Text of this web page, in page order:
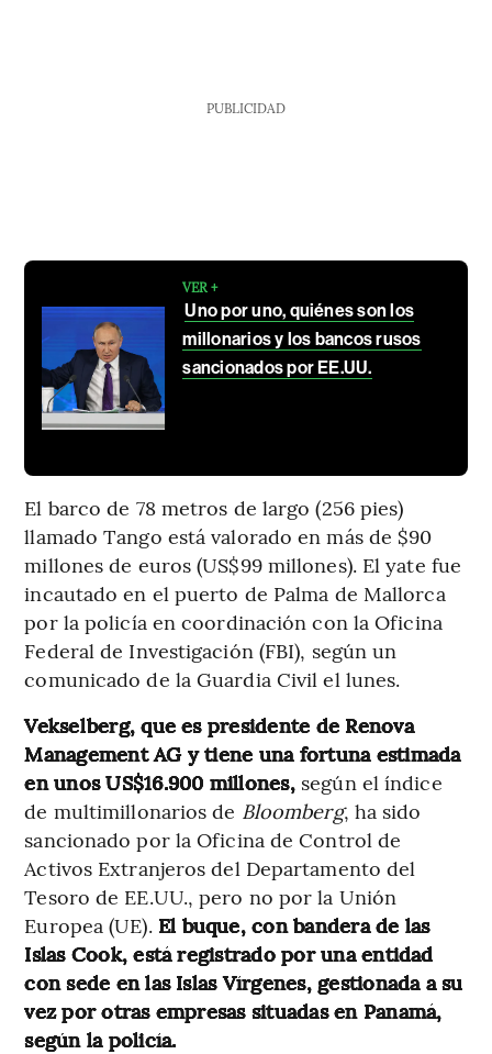
PUBLICIDAD
VER +
Uno por uno, quiénes son los
millonarios y los bancos rusos
sancionados por EE.UU.
El barco de 78 metros de largo (256 pies)
llamado Tango está valorado en más de $90
millones de euros (US$99 millones). El yate fue
incautado en el puerto de Palma de Mallorca
por la policía en coordinación con la Oficina
Federal de Investigación (FBI), según un
comunicado de la Guardia Civil el lunes.
Vekselberg, que es presidente de Renova
Management AG y tiene una fortuna estimada
en unos US$16.900 millones, según el índice
de multimillonarios de Bloomberg, ha sido
sancionado por la Oficina de Control de
Activos Extranjeros del Departamento del
Tesoro de EE.UU., pero no por la Unión
Europea (UE). El buque, con bandera de las
Islas Cook, está registrado por una entidad
con sede en las Islas Vírgenes, gestionada a su
vez por otras empresas situadas en Panamá,
según la policía.